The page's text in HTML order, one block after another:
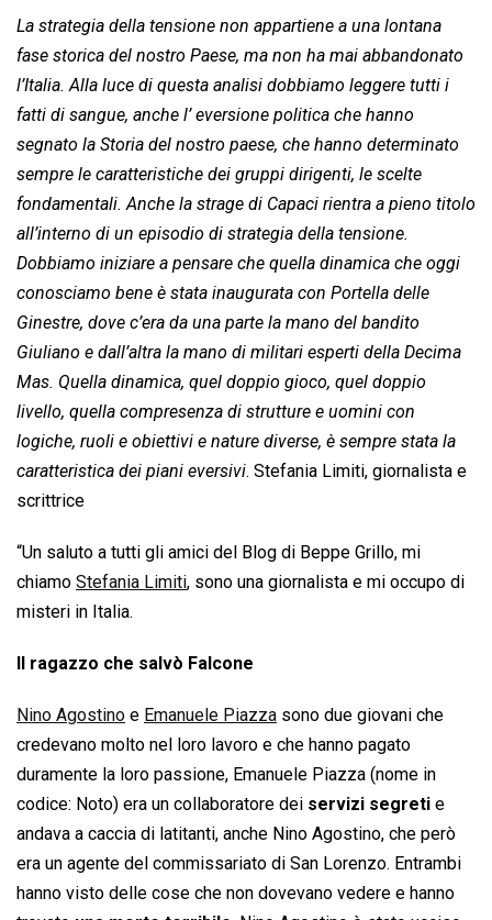
La strategia della tensione non appartiene a una lontana
fase storica del nostro Paese, ma non ha mai abbandonato
l’Italia. Alla luce di questa analisi dobbiamo leggere tutti i
fatti di sangue, anche l’ eversione politica che hanno
segnato la Storia del nostro paese, che hanno determinato
sempre le caratteristiche dei gruppi dirigenti, le scelte
fondamentali. Anche la strage di Capaci rientra a pieno titolo
all’interno di un episodio di strategia della tensione.
Dobbiamo iniziare a pensare che quella dinamica che oggi
conosciamo bene è stata inaugurata con Portella delle
Ginestre, dove c’era da una parte la mano del bandito
Giuliano e dall’altra la mano di militari esperti della Decima
Mas. Quella dinamica, quel doppio gioco, quel doppio
livello, quella compresenza di strutture e uomini con
logiche, ruoli e obiettivi e nature diverse, è sempre stata la
caratteristica dei piani eversivi. Stefania Limiti, giornalista e
scrittrice
“Un saluto a tutti gli amici del Blog di Beppe Grillo, mi
chiamo Stefania Limiti, sono una giornalista e mi occupo di
misteri in Italia.
Il ragazzo che salvò Falcone
Nino Agostino e Emanuele Piazza sono due giovani che
credevano molto nel loro lavoro e che hanno pagato
duramente la loro passione, Emanuele Piazza (nome in
codice: Noto) era un collaboratore dei servizi segreti e
andava a caccia di latitanti, anche Nino Agostino, che però
era un agente del commissariato di San Lorenzo. Entrambi
hanno visto delle cose che non dovevano vedere e hanno